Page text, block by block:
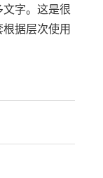
字。这是很
据层次使用